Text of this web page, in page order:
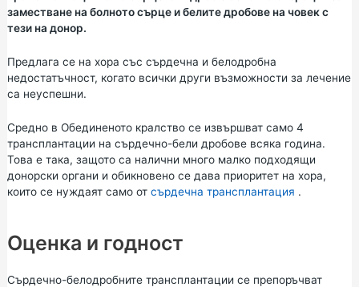
заместване на болното сърце и белите дробове на човек с
тези на донор.
Предлага се на хора със сърдечна и белодробна
недостатъчност, когато всички други възможности за лечение
са неуспешни.
Средно в Обединеното кралство се извършват само 4
трансплантации на сърдечно-бели дробове всяка година.
Това е така, защото са налични много малко подходящи
донорски органи и обикновено се дава приоритет на хора,
които се нуждаят само от сърдечна трансплантация .
Оценка и годност
Сърдечно-белодробните трансплантации се препоръчват